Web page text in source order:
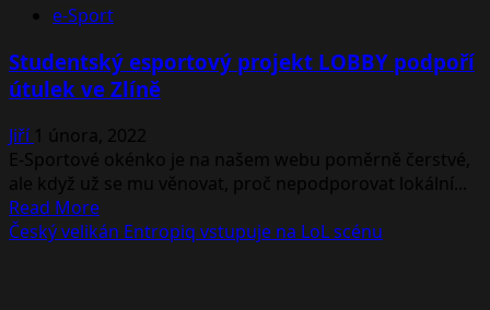
e-Sport
Studentský esportový projekt LOBBY podpoří
útulek ve Zlíně
Jiří 1 února, 2022
E-Sportové okénko je na našem webu poměrně čerstvé,
ale když už se mu věnovat, proč nepodporovat lokální...
Read MoreRead
more
Český velikán Entropiq vstupuje na LoL scénu